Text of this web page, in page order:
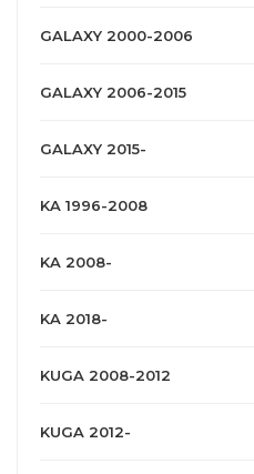
GALAXY 2000-2006
GALAXY 2006-2015
GALAXY 2015-
KA 1996-2008
KA 2008-
KA 2018-
KUGA 2008-2012
KUGA 2012-